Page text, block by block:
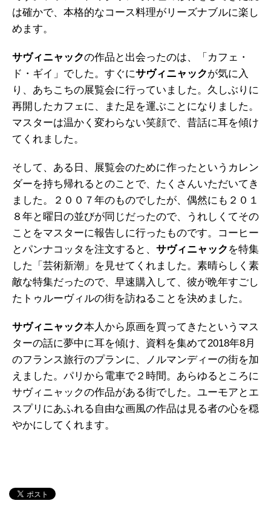
は確かで、本格的なコース料理がリーズナブルに楽し
めます。
サヴィニャックの作品と出会ったのは、「カフェ・
ド・ギイ」でした。すぐにサヴィニャックが気に入
り、あちこちの展覧会に行っていました。久しぶりに
再開したカフェに、また足を運ぶことになりました。
マスターは温かく変わらない笑顔で、昔話に耳を傾け
てくれました。
そして、ある日、展覧会のために作ったというカレン
ダーを持ち帰れるとのことで、たくさんいただいてき
ました。２００７年のものでしたが、偶然にも２０１
８年と曜日の並びが同じだったので、うれしくてその
ことをマスターに報告しに行ったものです。コーヒー
とパンナコッタを注文すると、 サヴィニャック を特集
した「芸術新潮」を見せてくれました。素晴らしく素
敵な特集だったので、早速購入して、彼が晩年すごし
たトゥルーヴィルの街を訪ねることを決めました。
サヴィニャック本人から原画を買ってきたというマス
ターの話に夢中に耳を傾け、資料を集めて2018年8月
のフランス旅行のプランに、ノルマンディーの街を加
えました。パリから電車で２時間。あらゆるところに
サヴィニャックの作品がある街でした。ユーモアとエ
スプリにあふれる自由な画風の作品は見る者の心を穏
やかにしてくれます。